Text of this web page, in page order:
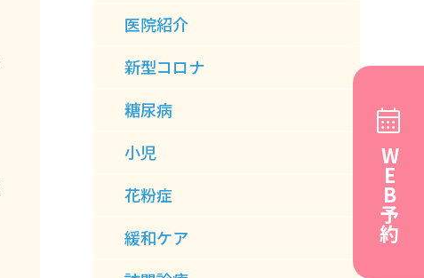
医院紹介
新型コロナ
糖尿病
小児
花粉症
緩和ケア
WEB予約